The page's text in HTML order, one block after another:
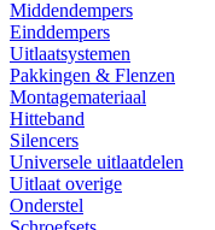
Middendempers
Einddempers
Uitlaatsystemen
Pakkingen & Flenzen
Montagemateriaal
Hitteband
Silencers
Universele uitlaatdelen
Uitlaat overige
Onderstel